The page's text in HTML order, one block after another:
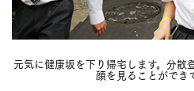
元気に健康坂を下り帰宅します。分散
顔を見ることができ